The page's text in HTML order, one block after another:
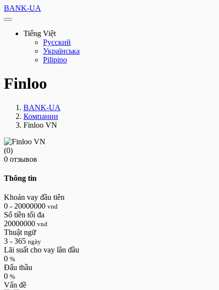
BANK-UA
Tiếng Việt
Русский
Українська
Pilipino
Finloo
BANK-UA
Компании
Finloo VN
(0)
0 отзывов
Thông tin
Khoản vay đầu tiên
0 - 20000000 vnd
Số tiền tối đa
20000000 vnd
Thuật ngữ
3 - 365 ngày
Lãi suất cho vay lần đầu
0 %
Đấu thầu
0 %
Vấn đề